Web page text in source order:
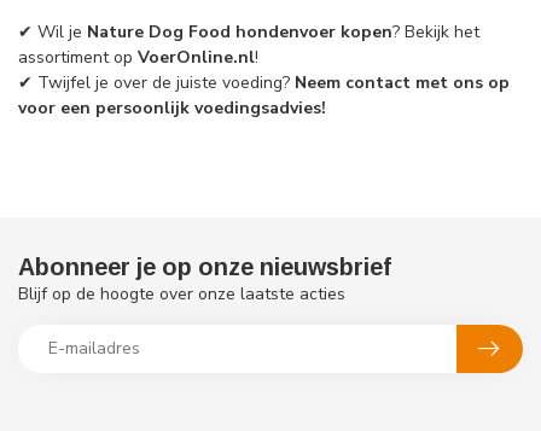
✔ Wil je Nature Dog Food hondenvoer kopen? Bekijk het
assortiment op VoerOnline.nl!
✔ Twijfel je over de juiste voeding? Neem contact met ons op
voor een persoonlijk voedingsadvies!
Abonneer je op onze nieuwsbrief
Blijf op de hoogte over onze laatste acties